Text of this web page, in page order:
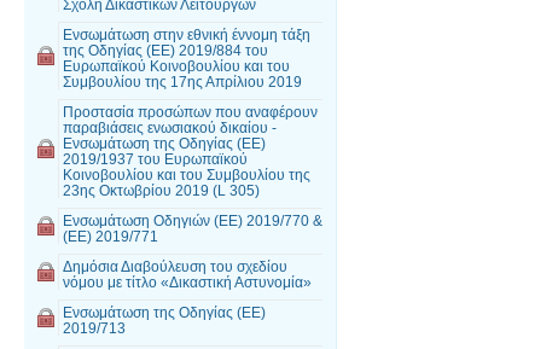
Σχολή Δικαστικών Λειτουργών
Ενσωμάτωση στην εθνική έννομη τάξη
της Οδηγίας (ΕΕ) 2019/884 του
Ευρωπαϊκού Κοινοβουλίου και του
Συμβουλίου της 17ης Απρίλιου 2019
Προστασία προσώπων που αναφέρουν
παραβιάσεις ενωσιακού δικαίου -
Ενσωμάτωση της Οδηγίας (ΕΕ)
2019/1937 του Ευρωπαϊκού
Κοινοβουλίου και του Συμβουλίου της
23ης Οκτωβρίου 2019 (L 305)
Ενσωμάτωση Οδηγιών (ΕΕ) 2019/770 &
(ΕΕ) 2019/771
Δημόσια Διαβούλευση του σχεδίου
νόμου με τίτλο «Δικαστική Αστυνομία»
Ενσωμάτωση της Οδηγίας (ΕΕ)
2019/713